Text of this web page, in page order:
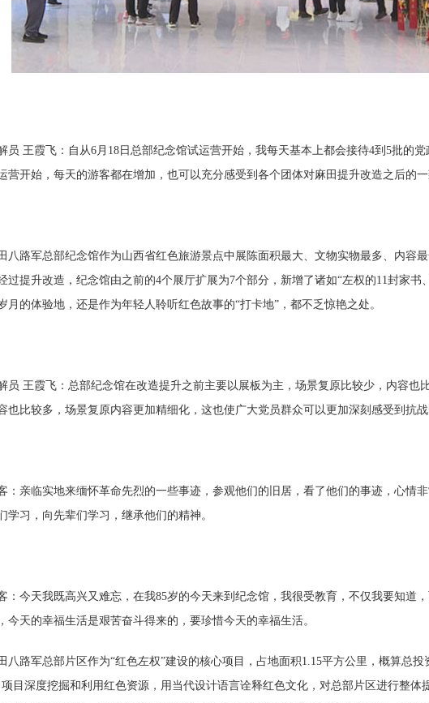
霞飞：自从6月18日总部纪念馆试运营开始，我每天基本上都会接待4到5批的党
营开始，每天的游客都在增加，也可以充分感受到各个团体对麻田提升改造之后的一
军总部纪念馆作为山西省红色旅游景点中展陈面积最大、文物实物最多、内容最
过提升改造，纪念馆由之前的4个展厅扩展为7个部分，新增了诸如“左权的11封家
月的体验地，还是作为年轻人聆听红色故事的“打卡地”，都不乏惊艳之处。
霞飞：总部纪念馆在改造提升之前主要以展板为主，场景复原比较少，内容也
也比较多，场景复原内容更加精细化，这也使广大党员群众可以更加深刻感受到抗战
临实地来缅怀革命先烈的一些事迹，参观他们的旧居，看了他们的事迹，心情非
学习，向先辈们学习，继承他们的精神。
天我既高兴又难忘，在我85岁的今天来到纪念馆，我很受教育，不仅我要知道，
今天的幸福生活是艰苦奋斗得来的，要珍惜今天的幸福生活。
军总部片区作为“红色左权”建设的核心项目，占地面积1.15平方公里，概算总投
目深度挖掘和利用红色资源，用当代设计语言诠释红色文化，对总部片区进行整